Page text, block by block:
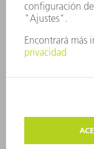
GESTIÓN
TÉRMINOS &